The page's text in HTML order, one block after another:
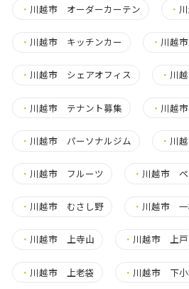
・ 川越市 オーダーカーテン ・
・ 川越市 キッチンカー ・ 川越
・ 川越市 シェアオフィス ・ 川
・ 川越市 テナント募集 ・ 川越
・ 川越市 パーソナルジム ・ 川
・ 川越市 フルーツ ・ 川越市 ペ
・ 川越市 むさし野 ・ 川越市 一
・ 川越市 上寺山 ・ 川越市 上戸
・ 川越市 上老袋 ・ 川越市 下小